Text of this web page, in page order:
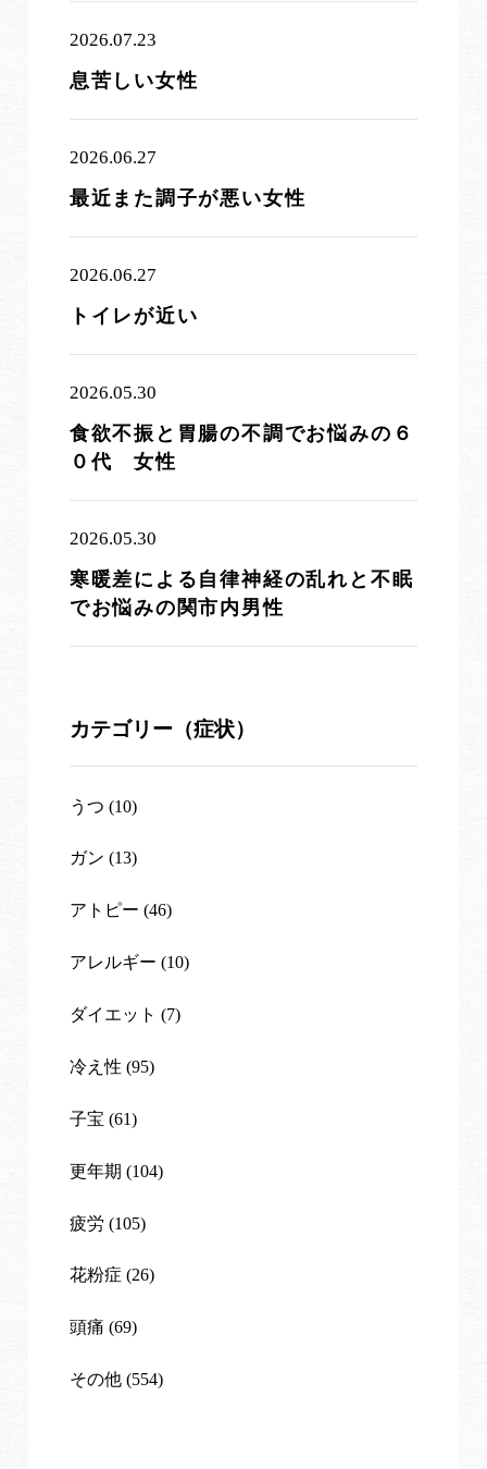
2026.07.23
息苦しい女性
2026.06.27
最近また調子が悪い女性
2026.06.27
トイレが近い
2026.05.30
食欲不振と胃腸の不調でお悩みの６
０代 女性
2026.05.30
寒暖差による自律神経の乱れと不眠
でお悩みの関市内男性
カテゴリー（症状）
うつ (10)
ガン (13)
アトピー (46)
アレルギー (10)
ダイエット (7)
冷え性 (95)
子宝 (61)
更年期 (104)
疲労 (105)
花粉症 (26)
頭痛 (69)
その他 (554)